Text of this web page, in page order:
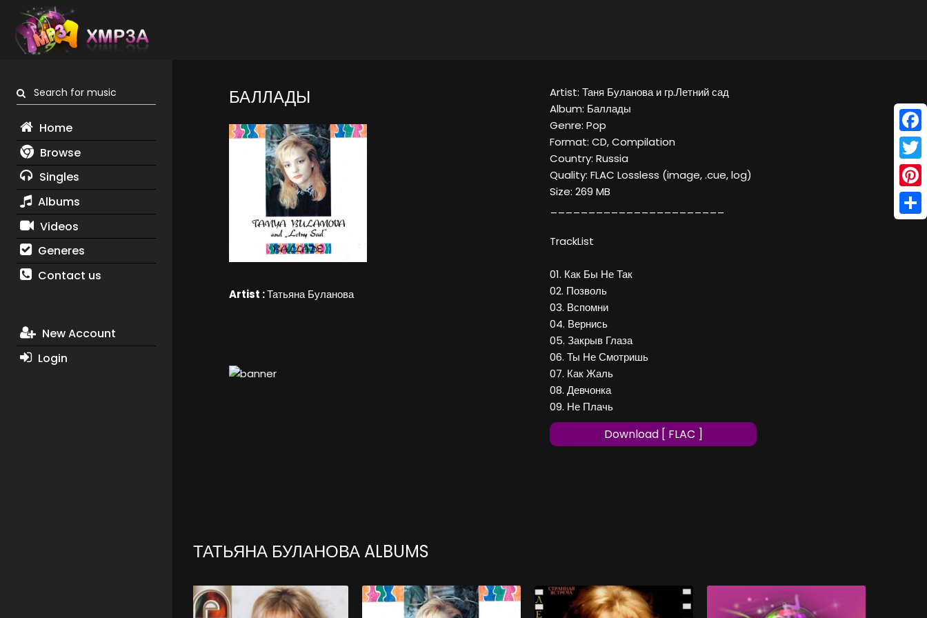
Search for music
Home
Browse
Singles
Albums
Videos
Generes
Contact us
New Account
Login
БАЛЛАДЫ
Artist :Татьяна Буланова
Artist: Таня Буланова и гр.Летний сад
Album: Баллады
Genre: Pop
Format: CD, Compilation
Country: Russia
Quality: FLAC Lossless (image, .cue, log)
Size: 269 MB
TrackList
01. Как Бы Не Так
02. Позволь
03. Вспомни
04. Вернись
05. Закрыв Глаза
06. Ты Не Смотришь
07. Как Жаль
08. Девчонка
09. Не Плачь
Download [ FLAC ]
ТАТЬЯНА БУЛАНОВА ALBUMS